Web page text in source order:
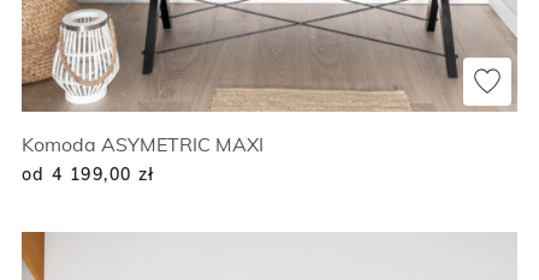
Komoda ASYMETRIC MAXI
od 4 199,00 zł